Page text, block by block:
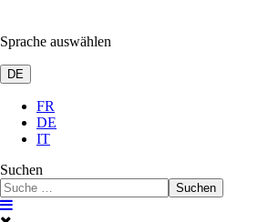
Sprache auswählen
DE
FR
DE
IT
Suchen
Suchen